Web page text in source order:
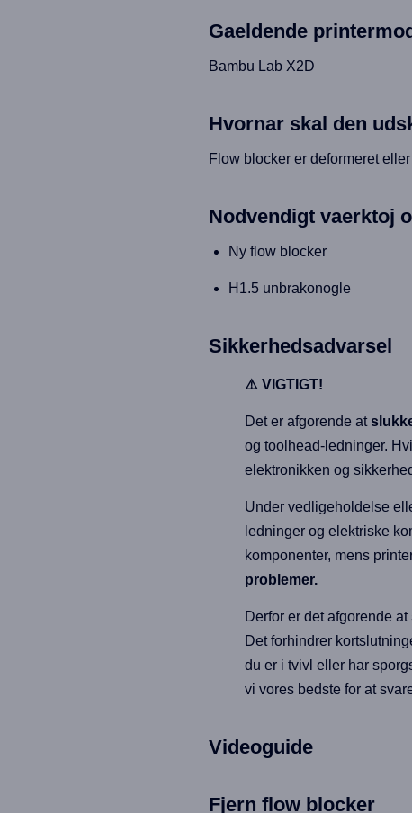
Gaeldende
Bambu Lab X2D
Hvornar skal den
Flow blocker er deformeret
Nodvendigt vaerktoj
Ny flow blocker
H1.5 unbrakonogle
Sikkerhedsadvarsel
⚠️ VIGTIGT!
Det er afgorende at
og toolhead-ledninger.
elektronikken og
Under vedligeholdelse
ledninger og elektriske
komponenter, mens
problemer.
Derfor er det afgorende at
Det forhindrer
du er i tvivl eller har
vi vores bedste for at
Videoguide
Fjern flow blocker